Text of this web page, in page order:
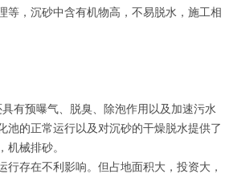
等，沉砂中含有机物高，不易脱水，施工相
有预曝气、脱臭、除泡作用以及加速污水
池的正常运行以及对沉砂的干燥脱水提供了
械排砂。
存在不利影响。但占地面积大，投资大，